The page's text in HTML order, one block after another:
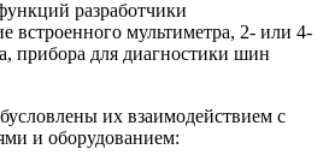
разработчики
встроенного мультиметра, 2- или 4-
прибора для диагностики шин
их взаимодействием с
и оборудованием: